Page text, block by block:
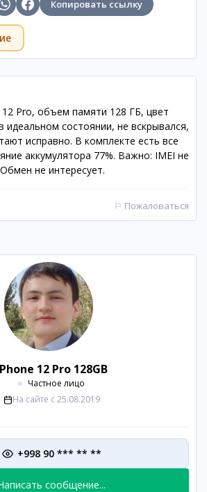
Копировать ссылку
Pro, объем памяти 128 ГБ, цвет
идеальном состоянии, не вскрывался,
исправно. В комплекте есть все
аккумулятора 77%. Важно: IMEI не
не интересует.
⚐ Пожаловаться
12 Pro 128GB
Частное лицо
На сайте с 25.08.2019
+998 90 *** ** **
сообщение...